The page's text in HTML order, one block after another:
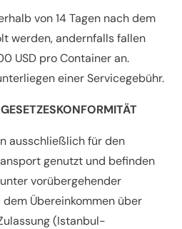
von 14 Tagen nach dem
werden, andernfalls fallen
USD pro Container an.
einer Servicegebühr.
ausschließlich für den
genutzt und befinden
vorübergehender
Übereinkommen über
(Istanbul-